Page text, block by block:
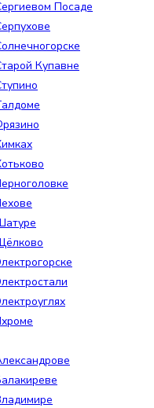
Посаде
Купавне